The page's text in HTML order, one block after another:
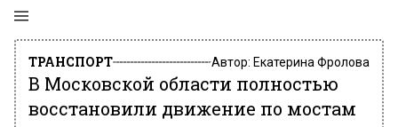
ТРАНСПОРТ Автор: Екатерина Фролова
В Московской области полностью
восстановили движение по мостам